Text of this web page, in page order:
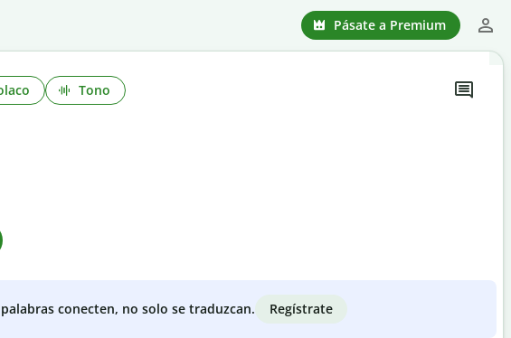
Pásate a Premium
Tono
conecten, no solo se traduzcan. Regístrate